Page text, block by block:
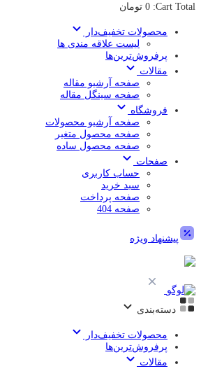
Cart Total:
0 تومان
محصولات تخفیف‌دار
لیست علاقه مندی ها
پرفروش‌ترین‌ها
مقالات
صفحه آرشیو مقاله
صفحه سینگل مقاله
فروشگاه
صفحه آرشیو محصولات
صفحه محصول متغیر
صفحه محصول ساده
صفحات
حساب کاربری
سبد خرید
صفحه پرداخت
صفحه 404
پیشنهاد ویژه
دسته‌بندی
محصولات تخفیف‌دار
پرفروش‌ترین‌ها
مقالات